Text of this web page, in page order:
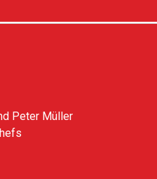
Peter Müller